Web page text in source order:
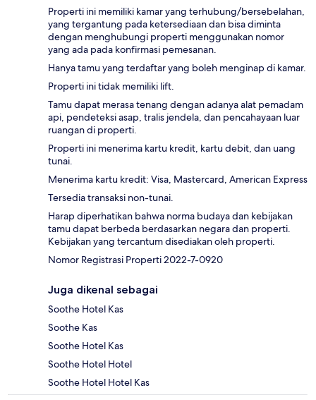
Properti ini memiliki kamar yang terhubung/bersebelahan,
yang tergantung pada ketersediaan dan bisa diminta
dengan menghubungi properti menggunakan nomor
yang ada pada konfirmasi pemesanan.
Hanya tamu yang terdaftar yang boleh menginap di kamar.
Properti ini tidak memiliki lift.
Tamu dapat merasa tenang dengan adanya alat pemadam
api, pendeteksi asap, tralis jendela, dan pencahayaan luar
ruangan di properti.
Properti ini menerima kartu kredit, kartu debit, dan uang
tunai.
Menerima kartu kredit: Visa, Mastercard, American Express
Tersedia transaksi non-tunai.
Harap diperhatikan bahwa norma budaya dan kebijakan
tamu dapat berbeda berdasarkan negara dan properti.
Kebijakan yang tercantum disediakan oleh properti.
Nomor Registrasi Properti 2022-7-0920
Juga dikenal sebagai
Soothe Hotel Kas
Soothe Kas
Soothe Hotel Kas
Soothe Hotel Hotel
Soothe Hotel Hotel Kas